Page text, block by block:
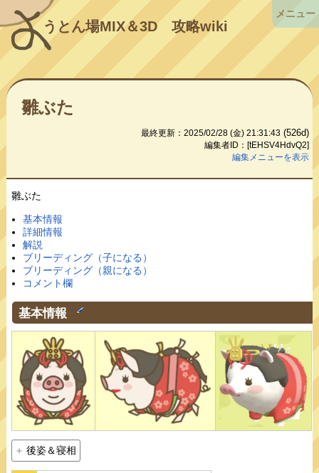
うとん場MIX＆3D攻略wiki
雛ぶた
最終更新：2025/02/28 (金) 21:31:43 (526d)
編集者ID：[tEHSV4HdvQ2]
編集メニューを表示
雛ぶた
基本情報
詳細情報
解説
ブリーディング（子になる）
ブリーディング（親になる）
コメント欄
基本情報 †
後姿＆寝相
メニュー